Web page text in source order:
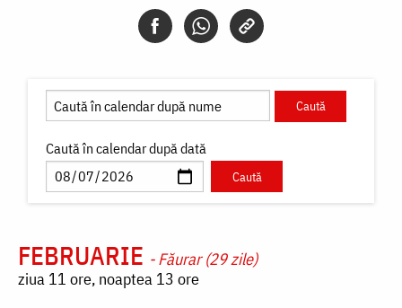
Caută în calendar după dată
FEBRUARIE - Făurar (29 zile)
ziua 11 ore, noaptea 13 ore